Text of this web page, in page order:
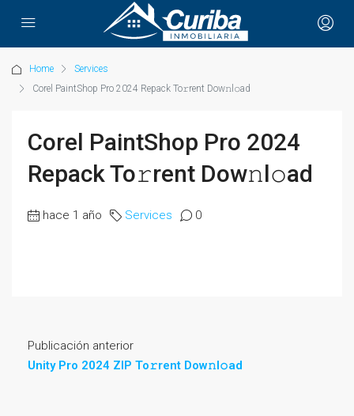
Home
Services
Corel PaintShop Pro 2024 Repack To𝚛rent Dow𝚗l𝚘ad
Corel PaintShop Pro 2024
Repack To𝚛rent Dow𝚗l𝚘ad
hace 1 año Services 0
Publicación anterior
Unity Pro 2024 ZIP To𝚛rent Dow𝚗l𝚘ad